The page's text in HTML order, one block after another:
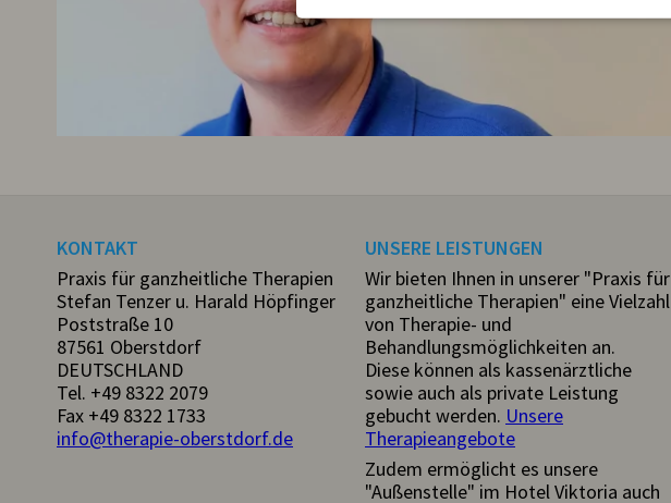
KONTAKT
Praxis für ganzheitliche Therapien
Stefan Tenzer u. Harald Höpfinger
Poststraße 10
87561 Oberstdorf
DEUTSCHLAND
Tel. +49 8322 2079
Fax +49 8322 1733
info@therapie-oberstdorf.de
UNSERE LEISTUNGEN
Wir bieten Ihnen in unserer "Praxis für
ganzheitliche Therapien" eine Vielzahl
von Therapie- und
Behandlungsmöglichkeiten an.
Diese können als kassenärztliche
sowie auch als private Leistung
gebucht werden. Unsere
Therapieangebote
Zudem ermöglicht es unsere
"Außenstelle" im Hotel Viktoria auch